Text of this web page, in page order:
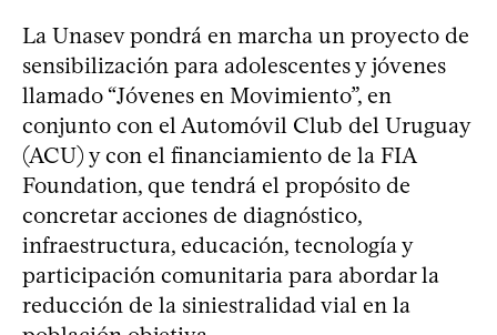
La Unasev pondrá en marcha un proyecto de
sensibilización para adolescentes y jóvenes
llamado “Jóvenes en Movimiento”, en
conjunto con el Automóvil Club del Uruguay
(ACU) y con el financiamiento de la FIA
Foundation, que tendrá el propósito de
concretar acciones de diagnóstico,
infraestructura, educación, tecnología y
participación comunitaria para abordar la
reducción de la siniestralidad vial en la